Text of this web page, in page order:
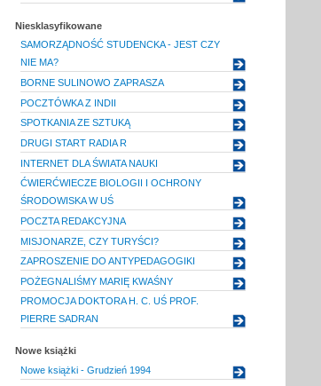
Niesklasyfikowane
SAMORZĄDNOŚĆ STUDENCKA - JEST CZY
NIE MA?
BORNE SULINOWO ZAPRASZA
POCZTÓWKA Z INDII
SPOTKANIA ZE SZTUKĄ
DRUGI START RADIA R
INTERNET DLA ŚWIATA NAUKI
ĆWIERĆWIECZE BIOLOGII I OCHRONY
ŚRODOWISKA W UŚ
POCZTA REDAKCYJNA
MISJONARZE, CZY TURYŚCI?
ZAPROSZENIE DO ANTYPEDAGOGIKI
POŻEGNALIŚMY MARIĘ KWAŚNY
PROMOCJA DOKTORA H. C. UŚ PROF.
PIERRE SADRAN
Nowe książki
Nowe książki - Grudzień 1994